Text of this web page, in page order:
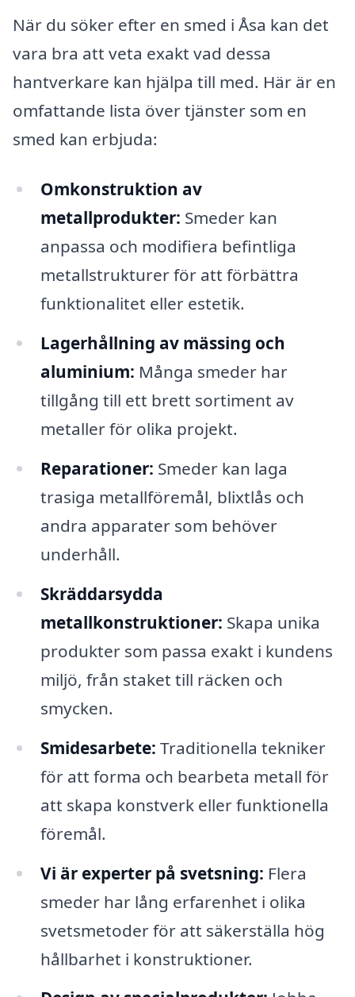
När du söker efter en smed i Åsa kan det
vara bra att veta exakt vad dessa
hantverkare kan hjälpa till med. Här är en
omfattande lista över tjänster som en
smed kan erbjuda:
Omkonstruktion av
metallprodukter: Smeder kan
anpassa och modifiera befintliga
metallstrukturer för att förbättra
funktionalitet eller estetik.
Lagerhållning av mässing och
aluminium: Många smeder har
tillgång till ett brett sortiment av
metaller för olika projekt.
Reparationer: Smeder kan laga
trasiga metallföremål, blixtlås och
andra apparater som behöver
underhåll.
Skräddarsydda
metallkonstruktioner: Skapa unika
produkter som passa exakt i kundens
miljö, från staket till räcken och
smycken.
Smidesarbete: Traditionella tekniker
för att forma och bearbeta metall för
att skapa konstverk eller funktionella
föremål.
Vi är experter på svetsning: Flera
smeder har lång erfarenhet i olika
svetsmetoder för att säkerställa hög
hållbarhet i konstruktioner.